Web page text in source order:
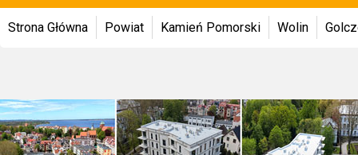
Strona Główna Powiat Kamień Pomorski Wolin